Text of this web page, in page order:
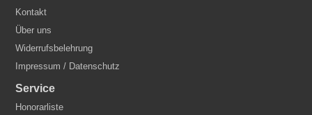
Kontakt
Über uns
Widerrufsbelehrung
Impressum / Datenschutz
Service
Honorarliste